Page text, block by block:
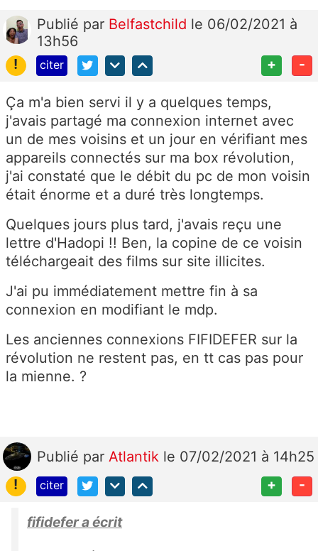
Publié par Belfastchild le 06/02/2021 à
13h56
!
citer + -
Ça m'a bien servi il y a quelques temps,
j'avais partagé ma connexion internet avec
un de mes voisins et un jour en vérifiant mes
appareils connectés sur ma box révolution,
j'ai constaté que le débit du pc de mon voisin
était énorme et a duré très longtemps.
Quelques jours plus tard, j'avais reçu une
lettre d'Hadopi !! Ben, la copine de ce voisin
téléchargeait des films sur site illicites.
J'ai pu immédiatement mettre fin à sa
connexion en modifiant le mdp.
Les anciennes connexions FIFIDEFER sur la
révolution ne restent pas, en tt cas pas pour
la mienne. ?
Publié par Atlantik le 07/02/2021 à 14h25
!
citer + -
fifidefer a écrit